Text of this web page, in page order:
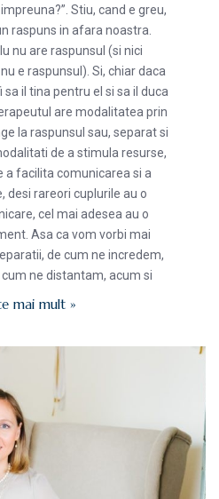
Stiu, cand e greu,
raspuns in afara noastra.
nu are raspunsul (si nici
e raspunsul). Si, chiar daca
sa il tina pentru el si sa il duca
are modalitatea prin
la raspunsul sau, separat si
de a stimula resurse,
a facilita comunicarea si a
desi rareori cuplurile au o
cel mai adesea au o
Asa ca vom vorbi mai
de cum ne incredem,
ne distantam, acum si
mai mult »